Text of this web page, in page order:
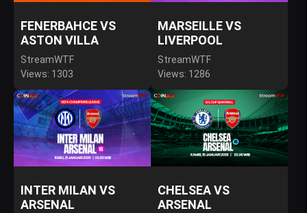
FENERBAHCE VS
ASTON VILLA
StreamWTF
Views: 1303
MARSEILLE VS
LIVERPOOL
StreamWTF
Views: 1286
INTER MILAN VS
ARSENAL
CHELSEA VS
ARSENAL